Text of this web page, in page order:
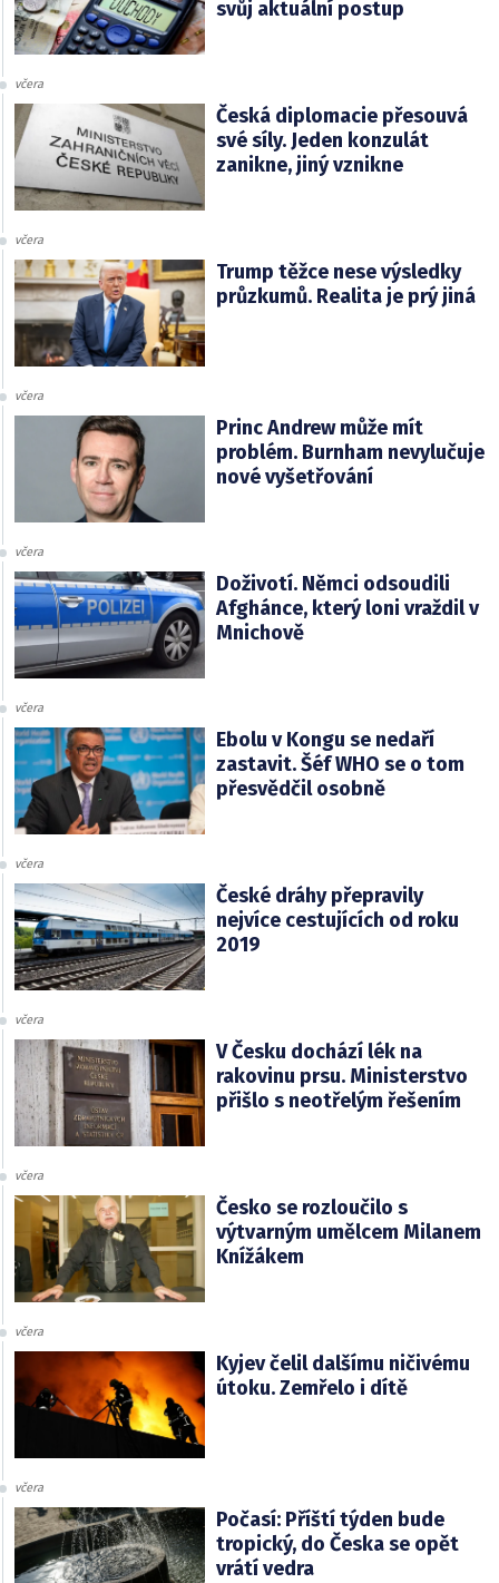
svůj aktuální postup
včera
Česká diplomacie přesouvá
své síly. Jeden konzulát
zanikne, jiný vznikne
včera
Trump těžce nese výsledky
průzkumů. Realita je prý jiná
včera
Princ Andrew může mít
problém. Burnham nevylučuje
nové vyšetřování
včera
Doživotí. Němci odsoudili
Afghánce, který loni vraždil v
Mnichově
včera
Ebolu v Kongu se nedaří
zastavit. Šéf WHO se o tom
přesvědčil osobně
včera
České dráhy přepravily
nejvíce cestujících od roku
2019
včera
V Česku dochází lék na
rakovinu prsu. Ministerstvo
přišlo s neotřelým řešením
včera
Česko se rozloučilo s
výtvarným umělcem Milanem
Knížákem
včera
Kyjev čelil dalšímu ničivému
útoku. Zemřelo i dítě
včera
Počasí: Příští týden bude
tropický, do Česka se opět
vrátí vedra